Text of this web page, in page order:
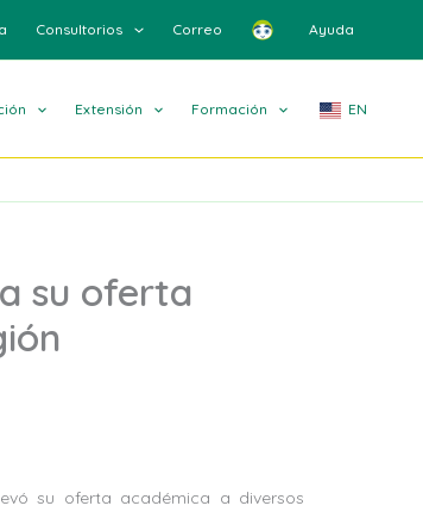
Consultorios Correo Ayuda
Extensión Formación EN
su oferta
su oferta académica a diversos